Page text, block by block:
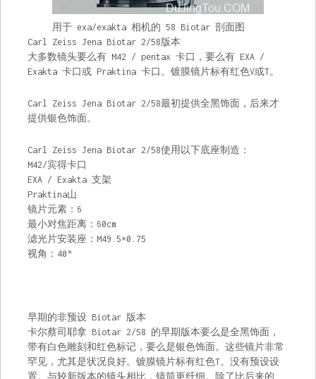
用于 exa/exakta 相机的 58 Biotar 剖面图
Carl Zeiss Jena Biotar 2/58版本
大多数镜头要么有 M42 / pentax 卡口，要么有 EXA /
Exakta 卡口或 Praktina 卡口。镀膜镜片标有红色V或T。
Carl Zeiss Jena Biotar 2/58最初提供全黑饰面，后来才
提供银色饰面。
Carl Zeiss Jena Biotar 2/58使用以下底座制造：
M42/宾得卡口
EXA / Exakta 支架
Praktina山
镜片元素：6
最小对焦距离：60cm
滤光片安装座：M49.5×0.75
视角：40°
早期的非预设 Biotar 版本
卡尔蔡司耶拿 Biotar 2/58 的早期版本要么是全黑饰面，
带有白色雕刻和红色标记，要么是银色饰面。这些镜片非常
罕见，尤其是状况良好。镀膜镜片标有红色T。没有预设设
置。与较新版本的镜头相比，镜筒更纤细。除了比后来的